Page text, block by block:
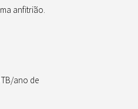
anfitrião.
TB/ano de